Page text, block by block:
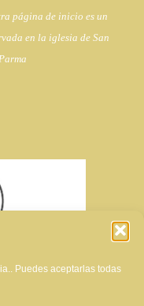
Puedes aceptarlas todas
página de inicio es un
en la iglesia deSan